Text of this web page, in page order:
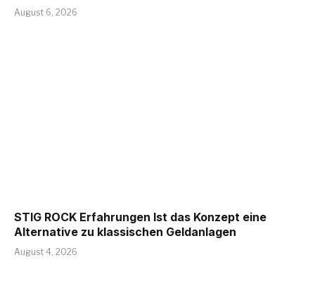
August 6, 2026
STIG ROCK Erfahrungen Ist das Konzept eine
Alternative zu klassischen Geldanlagen
August 4, 2026